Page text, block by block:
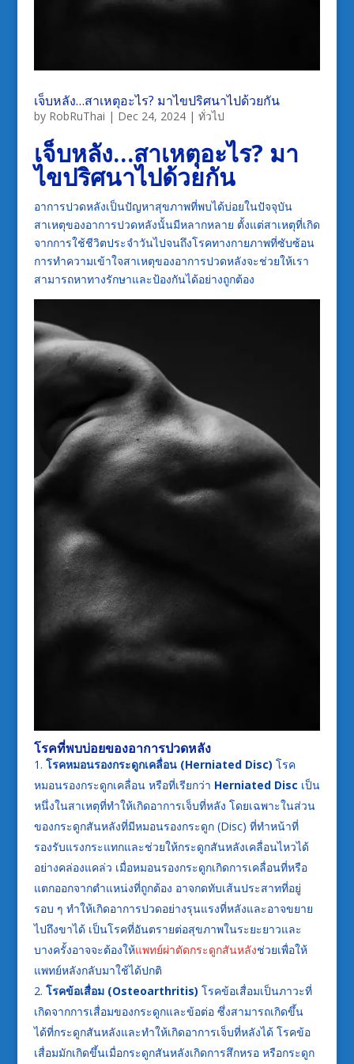
เจ็บหลัง…สาเหตุอะไร? มาไขปริศนาไปด้วยกัน
by RobRuThai | Dec 24, 2024| ทั่วไป
เจ็บหลัง…สาเหตุอะไร? มา
ไขปริศนาไปด้วยกัน
อาการปวดหลังเป็นปัญหาสุขภาพที่พบได้บ่อยในปัจจุบัน
สาเหตุของอาการปวดหลังนั้นมีหลากหลาย ตั้งแต่สาเหตุที่เกิด
จากการใช้ชีวิตประจำวันไปจนถึงโรคทางกายภาพที่ซับซ้อน
การทำความเข้าใจสาเหตุของอาการปวดหลังจะช่วยให้เรา
สามารถหาทางรักษาและป้องกันได้อย่างถูกต้อง
โรคที่พบบ่อยของอาการปวดหลัง
โรคหมอนรองกระดูกเคลื่อน (Herniated Disc) โรค
หมอนรองกระดูกเคลื่อน หรือที่เรียกว่า Herniated Disc เป็น
หนึ่งในสาเหตุที่ทำให้เกิดอาการเจ็บที่หลัง โดยเฉพาะในส่วน
ของกระดูกสันหลังที่มีหมอนรองกระดูก (Disc) ที่ทำหน้าที่
รองรับแรงกระแทกและช่วยให้กระดูกสันหลังเคลื่อนไหวได้
อย่างคล่องแคล่ว เมื่อหมอนรองกระดูกเกิดการเคลื่อนที่หรือ
แตกออกจากตำแหน่งที่ถูกต้อง อาจกดทับเส้นประสาทที่อยู่
รอบ ๆ ทำให้เกิดอาการปวดอย่างรุนแรงที่หลังและอาจขยาย
ไปถึงขาได้ เป็นโรคที่อันตรายต่อสุขภาพในระยะยาวและ
บางครั้งอาจจะต้องให้แพทย์ผ่าตัดกระดูกสันหลังช่วยเพื่อให้
แพทย์หลังกลับมาใช้ได้ปกติ
โรคข้อเสื่อม (Osteoarthritis) โรคข้อเสื่อมเป็นภาวะที่
เกิดจากการเสื่อมของกระดูกและข้อต่อ ซึ่งสามารถเกิดขึ้น
ได้ที่กระดูกสันหลังและทำให้เกิดอาการเจ็บที่หลังได้ โรคข้อ
เสื่อมมักเกิดขึ้นเมื่อกระดูกสันหลังเกิดการสึกหรอ หรือกระดูก